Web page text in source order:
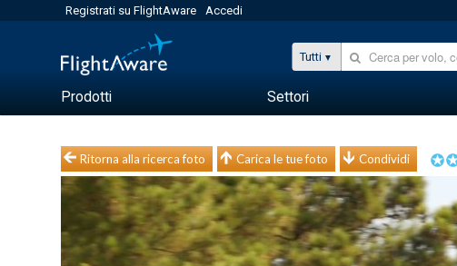
Registrati su FlightAware Accedi
Tutti
Prodotti Settori
Ritorna alla ricerca foto Carica le tue foto Condividi